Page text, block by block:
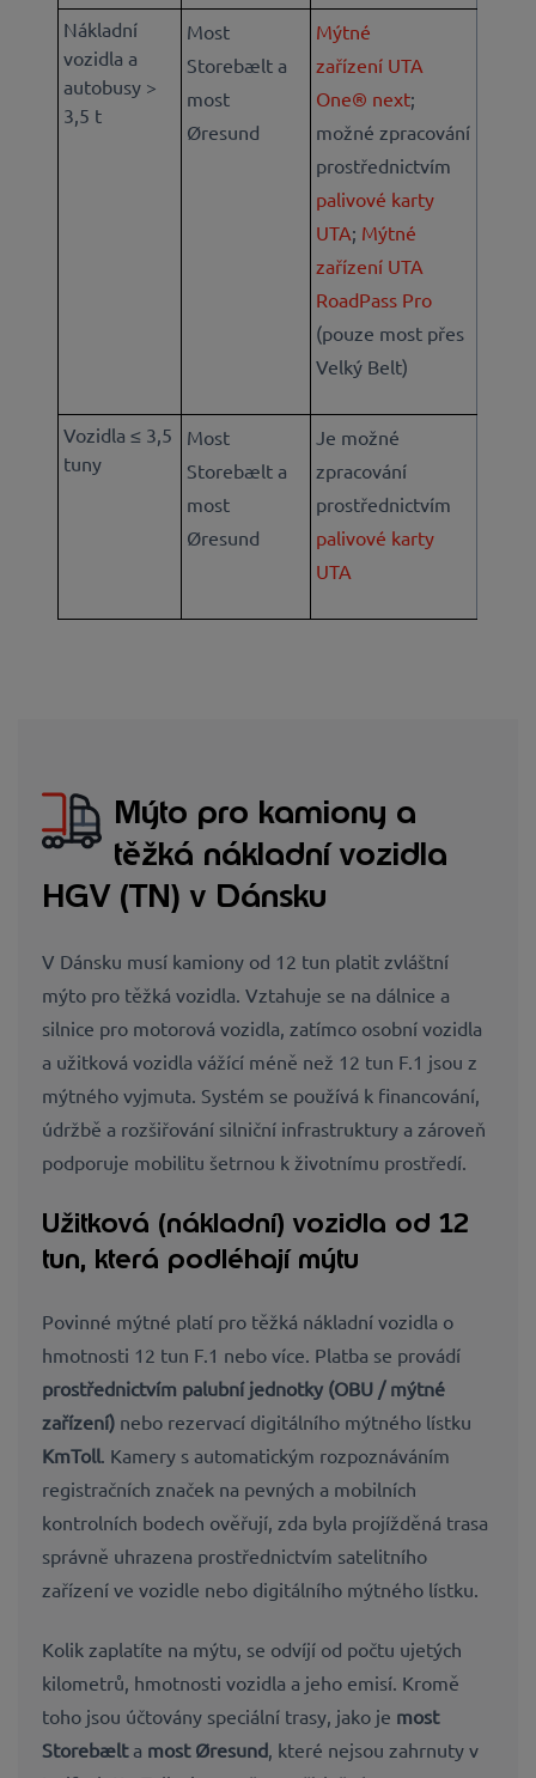
Nákladní
vozidla a
autobusy >
3,5 t
Most
Storebælt a
most
Øresund
Mýtné
zařízení UTA
One® next;
možné zpracování
prostřednictvím
palivové karty
UTA; Mýtné
zařízení UTA
RoadPass Pro
(pouze most přes
Velký Belt)
Vozidla ≤ 3,5
tuny
Most
Storebælt a
most
Øresund
Je možné
zpracování
prostřednictvím
palivové karty
UTA
Mýto pro kamiony a
těžká nákladní vozidla
HGV (TN) v Dánsku
V Dánsku musí kamiony od 12 tun platit zvláštní
mýto pro těžká vozidla. Vztahuje se na dálnice a
silnice pro motorová vozidla, zatímco osobní vozidla
a užitková vozidla vážící méně než 12 tun F.1 jsou z
mýtného vyjmuta. Systém se používá k financování,
údržbě a rozšiřování silniční infrastruktury a zároveň
podporuje mobilitu šetrnou k životnímu prostředí.
Užitková (nákladní) vozidla od 12
tun, která podléhají mýtu
Povinné mýtné platí pro těžká nákladní vozidla o
hmotnosti 12 tun F.1 nebo více. Platba se provádí
prostřednictvím palubní jednotky (OBU / mýtné
zařízení) nebo rezervací digitálního mýtného lístku
KmToll . Kamery s automatickým rozpoznáváním
registračních značek na pevných a mobilních
kontrolních bodech ověřují, zda byla projížděná trasa
správně uhrazena prostřednictvím satelitního
zařízení ve vozidle nebo digitálního mýtného lístku.
Kolik zaplatíte na mýtu, se odvíjí od počtu ujetých
kilometrů, hmotnosti vozidla a jeho emisí. Kromě
toho jsou účtovány speciální trasy, jako je most
Storebælta most Øresund, které nejsou zahrnuty v